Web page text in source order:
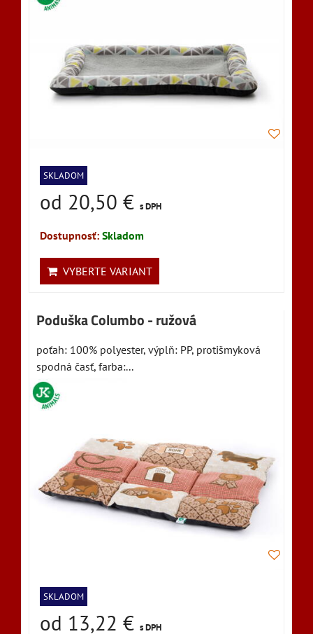
SKLADOM
od 20,50 € s DPH
Dostupnosť: Skladom
VYBERTE VARIANT
Poduška Columbo - ružová
poťah: 100% polyester, výplň: PP, protišmyková
spodná časť, farba:...
SKLADOM
od 13,22 € s DPH